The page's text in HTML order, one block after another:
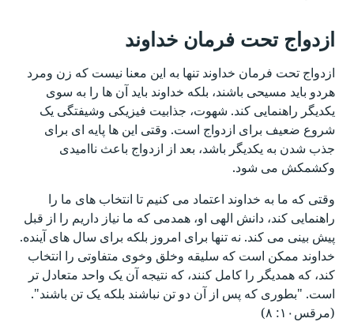
ازدواج تحت فرمان خداوند
ازدواج تحت فرمان خداوند تنها به این معنا نیست که زن ومرد
هردو باید مسیحی باشند، بلکه خداوند باید آن ها را به سوی
یکدیگر راهنمایی کند. شهوت، جذابیت فیزیکی وشیفتگی یک
شروع ضعیف برای ازدواج است. وقتی این ها پایه ای برای
جذب شدن به یکدیگر باشد، بعد از ازدواج باعث ناامیدی
وکشمکش می شود.
وقتی که ما به خداوند اعتماد می کنیم تا انتخاب های ما را
راهنمایی کند، دانش الهی او، همدمی که ما نیاز داریم را از قبل
پیش بینی می کند. نه تنها برای امروز بلکه برای سال های آینده.
خداوند ممکن است که سلیقه وخلق وخوی متفاوتی را انتخاب
کند، که همدیگر را کامل کنند، که نتیجه آن یک واحد متعادل تر
است. "بطوری که پس از آن دو تن نباشند بلکه یک تن باشند".
(مرقس۱۰: ۸)